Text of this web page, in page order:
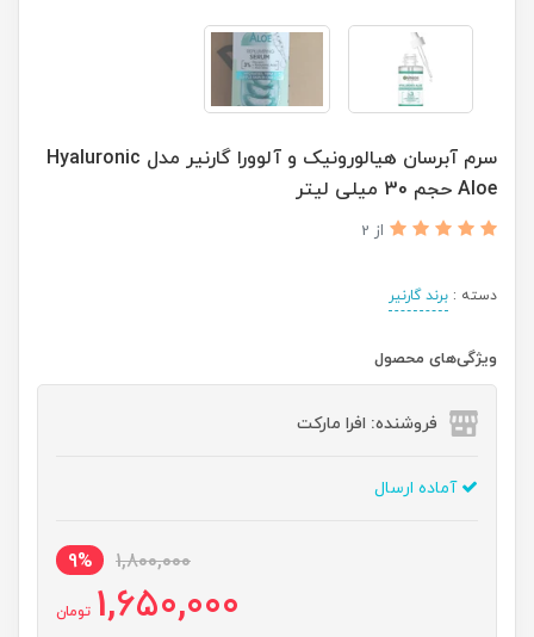
سرم آبرسان هیالورونیک و آلوورا گارنیر مدل Hyaluronic
Aloe حجم 30 میلی لیتر
از 2
دسته : برند گارنیر
ویژگی‌های محصول
فروشنده: افرا مارکت
آماده ارسال
1,800,000
9%
1,650,000 تومان